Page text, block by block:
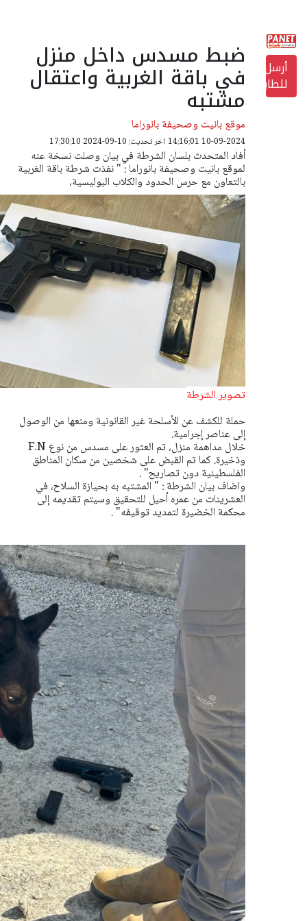
أرسل
للطابعة
ضبط مسدس داخل منزل
في باقة الغربية واعتقال
مشتبه
موقع بانيت وصحيفة بانوراما
10-09-2024 14:16:01 اخر تحديث: 10-09-2024 17:30:10
أفاد المتحدث بلسان الشرطة في بيان وصلت نسخة عنه
لموقع بانيت وصحيفة بانوراما : " نفذت شرطة باقة الغربية
بالتعاون مع حرس الحدود والكلاب البوليسية،
تصوير الشرطة
حملة للكشف عن الأسلحة غير القانونية ومنعها من الوصول
إلى عناصر إجرامية.
خلال مداهمة منزل، تم العثور على مسدس من نوع F.N
وذخيرة. كما تم القبض على شخصين من سكان المناطق
الفلسطينية دون تصاريح" .
واضاف بيان الشرطة : " المشتبه به بحيازة السلاح، في
العشرينات من عمره أحيل للتحقيق وسيتم تقديمه إلى
محكمة الخضيرة لتمديد توقيفه" .